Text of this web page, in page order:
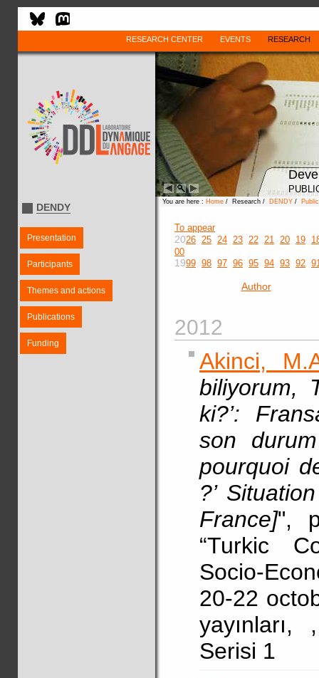
RESEARCH CENTER EVENTS RESEARCH
DENDY
Presentation
Participants
Themes and actions
Publications
Funding
You are here : Home / Research / DENDY /
To appear
2026 25 24 23 22 21 20 19
00
1999 98 97 96 95 94 93 92
Author
2012
Akinci,
biliyorum,
ki?’:
son
pourquoi
?’
France]",
“Turkic
Socio-
20-22
Serisi 1